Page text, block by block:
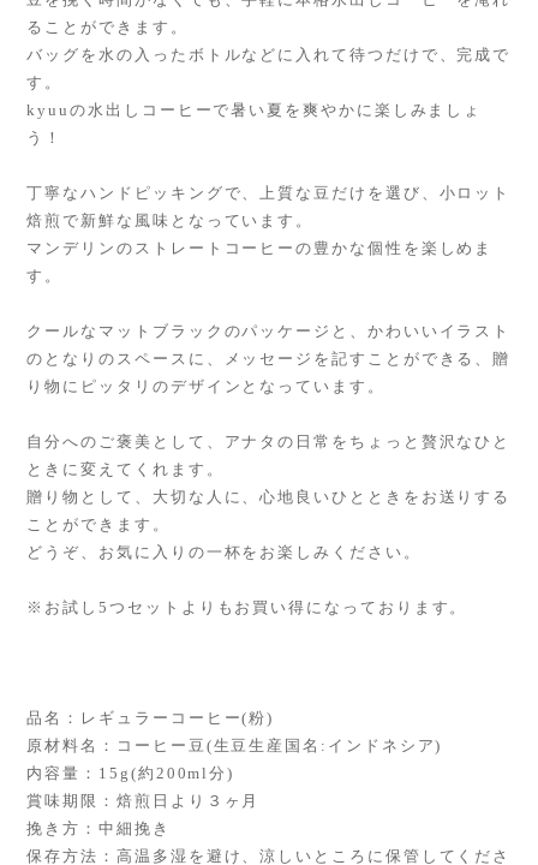
ることができます。
バッグを水の入ったボトルなどに入れて待つだけで、完成で
す。
kyuuの水出しコーヒーで暑い夏を爽やかに楽しみましょ
う！
丁寧なハンドピッキングで、上質な豆だけを選び、小ロット
焙煎で新鮮な風味となっています。
マンデリンのストレートコーヒーの豊かな個性を楽しめま
す。
クールなマットブラックのパッケージと、かわいいイラスト
のとなりのスペースに、メッセージを記すことができる、贈
り物にピッタリのデザインとなっています。
自分へのご褒美として、アナタの日常をちょっと贅沢なひと
ときに変えてくれます。
贈り物として、大切な人に、心地良いひとときをお送りする
ことができます。
どうぞ、お気に入りの一杯をお楽しみください。
※お試し5つセットよりもお買い得になっております。
品名：レギュラーコーヒー(粉)
原材料名：コーヒー豆(生豆生産国名:インドネシア)
内容量：15g(約200ml分)
賞味期限：焙煎日より３ヶ月
挽き方：中細挽き
保存方法：高温多湿を避け、涼しいところに保管してくださ